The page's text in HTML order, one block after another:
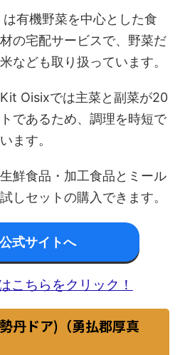
有機野菜を中心とした食
の宅配サービスで、野菜だ
なども取り扱っています。
Oisixでは主菜と副菜が20
であるため、調理を時短で
ます。
鮮食品・加工食品とミール
しセットの購入できます。
式サイトへ
ちらをクリック！
丹ドア)（勇払郡厚真